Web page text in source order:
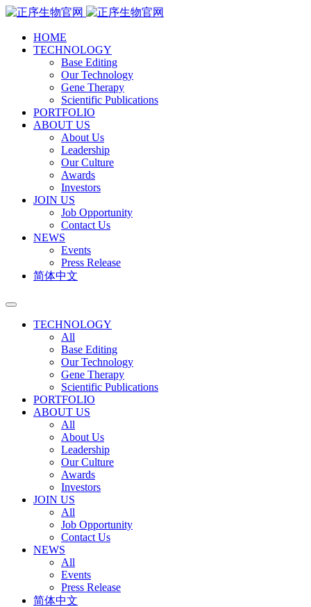
HOME
TECHNOLOGY
Base Editing
Our Technology
Gene Therapy
Scientific Publications
PORTFOLIO
ABOUT US
About Us
Leadership
Our Culture
Awards
Investors
JOIN US
Job Opportunity
Contact Us
NEWS
Events
Press Release
简体中文
TECHNOLOGY
All
Base Editing
Our Technology
Gene Therapy
Scientific Publications
PORTFOLIO
ABOUT US
All
About Us
Leadership
Our Culture
Awards
Investors
JOIN US
All
Job Opportunity
Contact Us
NEWS
All
Events
Press Release
简体中文